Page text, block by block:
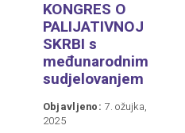
KONGRES O
PALIJATIVNOJ
SKRBI s
međunarodnim
sudjelovanjem
Objavljeno: 7. ožujka,
2025